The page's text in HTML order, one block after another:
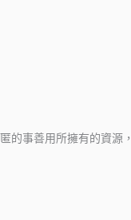
的事善用所擁有的資源，